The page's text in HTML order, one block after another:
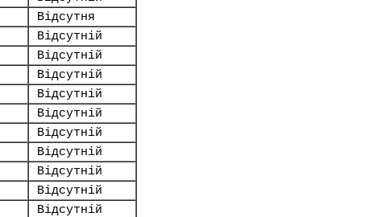
Відсутня
Відсутній
Відсутній
Відсутній
Відсутній
Відсутній
Відсутній
Відсутній
Відсутній
Відсутній
Відсутній